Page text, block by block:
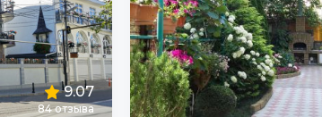
9.07
84отзыва